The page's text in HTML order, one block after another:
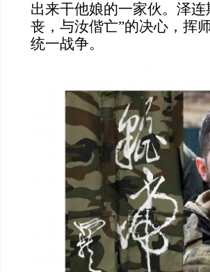
出来干他娘的一家伙。泽
丧，与汝偕亡”的决心，挥
统一战争。